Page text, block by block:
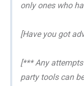
only ones who
[Have you got
[*** Any
party tools can